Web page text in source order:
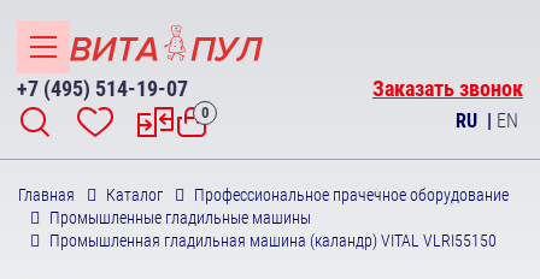
+7 (495) 514-19-07 Заказать звонок
0 RU | EN
Главная Каталог
Профессиональное прачечное оборудование
Промышленные гладильные машины
Промышленная гладильная машина (каландр) VITAL VLRI55150